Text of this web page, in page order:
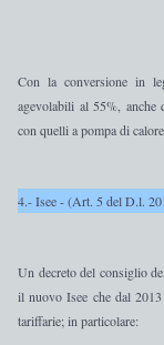
Con la conversione in
agevolabili al 55% , anche
con quelli a pompa di calore
4.- Isee - (Art. 5 del D.l.
Un decreto del consiglio
il nuovo Isee che dal 2013
tariffarie; in particolare: